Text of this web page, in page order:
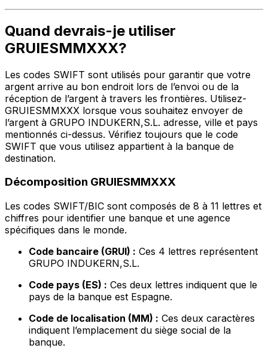
Quand devrais-je utiliser
GRUIESMMXXX?
Les codes SWIFT sont utilisés pour garantir que votre
argent arrive au bon endroit lors de l’envoi ou de la
réception de l’argent à travers les frontières. Utilisez-
GRUIESMMXXX lorsque vous souhaitez envoyer de
l’argent à GRUPO INDUKERN,S.L. adresse, ville et pays
mentionnés ci-dessus. Vérifiez toujours que le code
SWIFT que vous utilisez appartient à la banque de
destination.
Décomposition GRUIESMMXXX
Les codes SWIFT/BIC sont composés de 8 à 11 lettres et
chiffres pour identifier une banque et une agence
spécifiques dans le monde.
Code bancaire (GRUI) : Ces 4 lettres représentent
GRUPO INDUKERN,S.L.
Code pays (ES) : Ces deux lettres indiquent que le
pays de la banque est Espagne.
Code de localisation (MM) : Ces deux caractères
indiquent l’emplacement du siège social de la
banque.